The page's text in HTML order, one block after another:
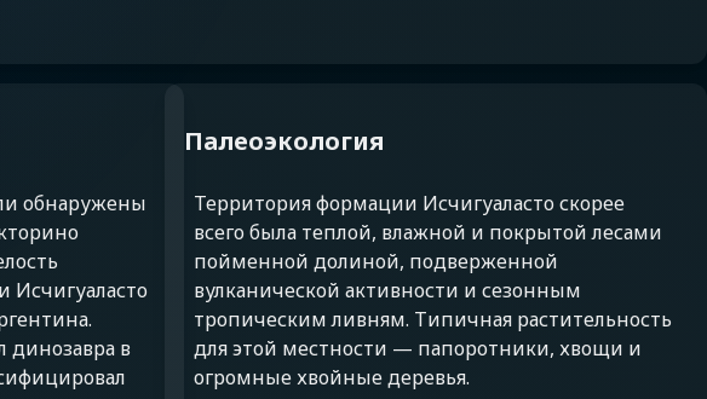
обнаружены
Исчигуаласто
динозавра в
Палеоэкология
Территория формации Исчигуаласто скорее
всего была теплой, влажной и покрытой лесами
пойменной долиной, подверженной
вулканической активности и сезонным
тропическим ливням. Типичная растительность
для этой местности — папоротники, хвощи и
огромные хвойные деревья.